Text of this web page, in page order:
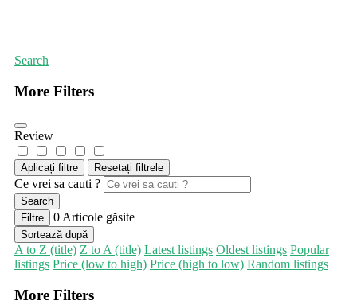
Search
More Filters
Review
Aplicați filtre Resetați filtrele
Ce vrei sa cauti ?
Search
Filtre
0 Articole găsite
Sortează după
A to Z (title) Z to A (title) Latest listings Oldest listings Popular
listings Price (low to high) Price (high to low) Random listings
More Filters